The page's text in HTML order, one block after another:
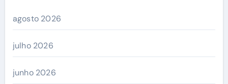
agosto 2026
julho 2026
junho 2026